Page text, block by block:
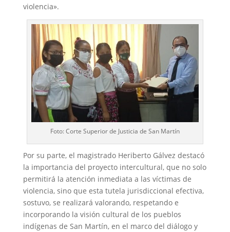
violencia».
Foto: Corte Superior de Justicia de San Martín
Por su parte, el magistrado Heriberto Gálvez destacó
la importancia del proyecto intercultural, que no solo
permitirá la atención inmediata a las víctimas de
violencia, sino que esta tutela jurisdiccional efectiva,
sostuvo, se realizará valorando, respetando e
incorporando la visión cultural de los pueblos
indígenas de San Martín, en el marco del diálogo y